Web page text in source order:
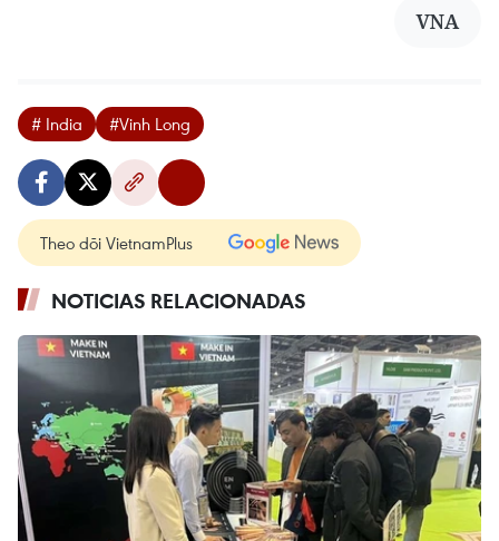
VNA
# India #Vinh Long
Theo dõi VietnamPlus
NOTICIAS RELACIONADAS